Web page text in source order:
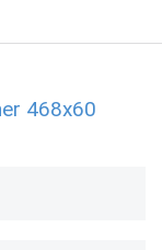
468x60